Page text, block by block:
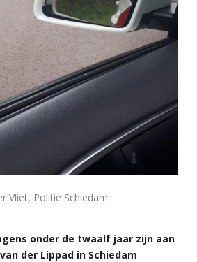
Vliet, Politie Schiedam
onder de twaalf jaar zijn aan
der Lippad in Schiedam